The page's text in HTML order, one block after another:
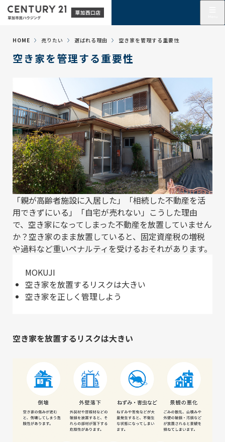
HOME 売りたい 選ばれる理由 空き家を管理する重要性
空き家を管理する重要性
「親が高齢者施設に入居した」「相続した不動産を活
用できずにいる」「自宅が売れない」こうした理由
で、空き家になってしまった不動産を放置していません
か？空き家のまま放置していると、固定資産税の増税
や過料など重いペナルティを受けるおそれがあります。
MOKUJI
空き家を放置するリスクは大きい
空き家を正しく管理しよう
空き家を放置するリスクは大きい